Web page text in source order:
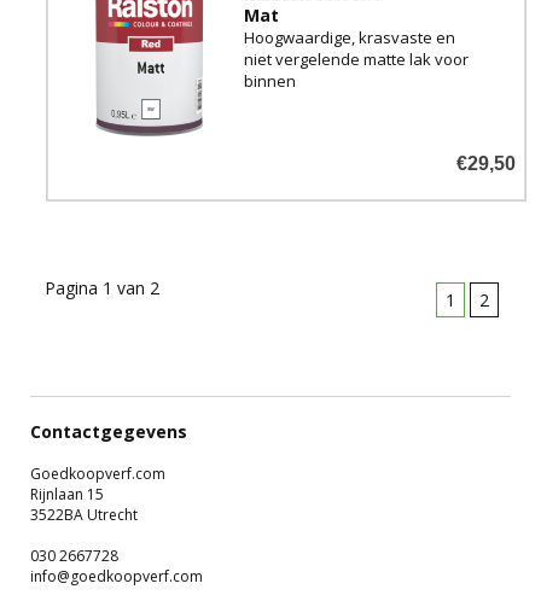
Mat
Hoogwaardige, krasvaste en
niet vergelende matte lak voor
binnen
€29,50
Pagina 1 van 2
1 2
Contactgegevens
Goedkoopverf.com
Rijnlaan 15
3522BA Utrecht
030 2667728
info@goedkoopverf.com